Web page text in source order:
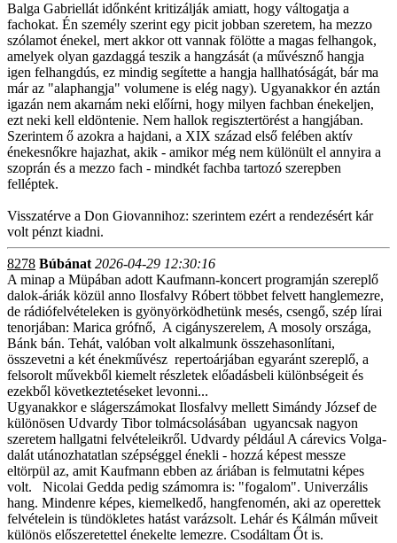
Balga Gabriellát időnként kritizálják amiatt, hogy váltogatja a
fachokat. Én személy szerint egy picit jobban szeretem, ha mezzo
szólamot énekel, mert akkor ott vannak fölötte a magas felhangok,
amelyek olyan gazdaggá teszik a hangzását (a művésznő hangja
igen felhangdús, ez mindig segítette a hangja hallhatóságát, bár ma
már az "alaphangja" volumene is elég nagy). Ugyanakkor én aztán
igazán nem akarnám neki előírni, hogy milyen fachban énekeljen,
ezt neki kell eldöntenie. Nem hallok regisztertörést a hangjában.
Szerintem ő azokra a hajdani, a XIX század első felében aktív
énekesnőkre hajazhat, akik - amikor még nem különült el annyira a
szoprán és a mezzo fach - mindkét fachba tartozó szerepben
felléptek.
Visszatérve a Don Giovannihoz: szerintem ezért a rendezésért kár
volt pénzt kiadni.
8278 Búbánat 2026-04-29 12:30:16
A minap a Müpában adott Kaufmann-koncert programján szereplő
dalok-áriák közül anno Ilosfalvy Róbert többet felvett hanglemezre,
de rádiófelvételeken is gyönyörködhetünk mesés, csengő, szép lírai
tenorjában: Marica grófnő, A cigányszerelem, A mosoly országa,
Bánk bán. Tehát, valóban volt alkalmunk összehasonlítani,
összevetni a két énekművész repertoárjában egyaránt szereplő, a
felsorolt művekből kiemelt részletek előadásbeli különbségeit és
ezekből következtetéseket levonni...
Ugyanakkor e slágerszámokat Ilosfalvy mellett Simándy József de
különösen Udvardy Tibor tolmácsolásában ugyancsak nagyon
szeretem hallgatni felvételeikről. Udvardy például A cárevics Volga-
dalát utánozhatatlan szépséggel énekli - hozzá képest messze
eltörpül az, amit Kaufmann ebben az áriában is felmutatni képes
volt. Nicolai Gedda pedig számomra is: "fogalom". Univerzális
hang. Mindenre képes, kiemelkedő, hangfenomén, aki az operettek
felvételein is tündökletes hatást varázsolt. Lehár és Kálmán műveit
különös előszeretettel énekelte lemezre. Csodáltam Őt is.